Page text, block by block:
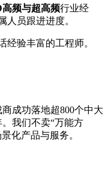
频与超高频行业经
人员跟进进度。
经验丰富的工程师。
成功落地超800个中大
我们不卖“万能方
化产品与服务。